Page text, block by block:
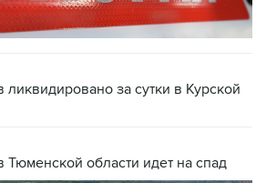
ликвидировано за сутки в Курской
Тюменской области идет на спад